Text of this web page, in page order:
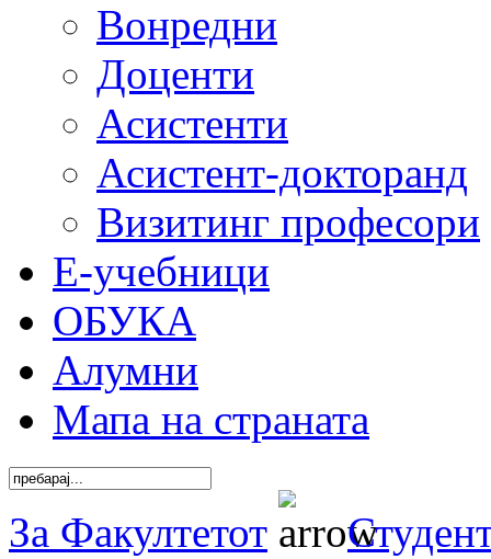
Вонредни
Доценти
Асистенти
Асистент-докторанд
Визитинг професори
Е-учебници
ОБУКА
Алумни
Мапа на страната
За Факултетот